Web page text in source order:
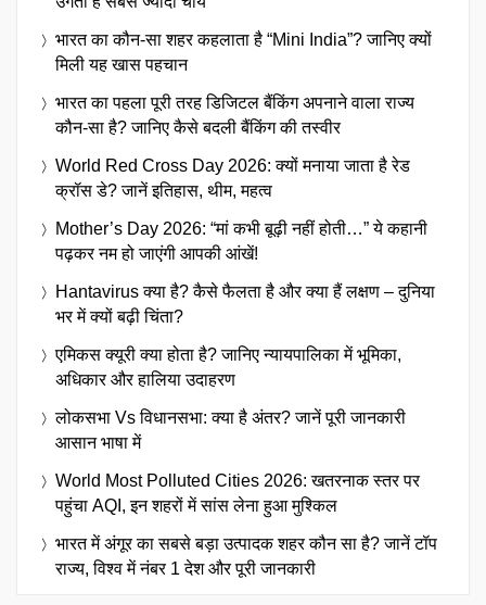
भारत का कौन-सा शहर कहलाता है “Mini India”? जानिए क्यों
मिली यह खास पहचान
भारत का पहला पूरी तरह डिजिटल बैंकिंग अपनाने वाला राज्य
कौन-सा है? जानिए कैसे बदली बैंकिंग की तस्वीर
World Red Cross Day 2026: क्यों मनाया जाता है रेड
क्रॉस डे? जानें इतिहास, थीम, महत्व
Mother’s Day 2026: “मां कभी बूढ़ी नहीं होती…” ये कहानी
पढ़कर नम हो जाएंगी आपकी आंखें!
Hantavirus क्या है? कैसे फैलता है और क्या हैं लक्षण – दुनिया
भर में क्यों बढ़ी चिंता?
एमिकस क्यूरी क्या होता है? जानिए न्यायपालिका में भूमिका,
अधिकार और हालिया उदाहरण
लोकसभा Vs विधानसभा: क्या है अंतर? जानें पूरी जानकारी
आसान भाषा में
World Most Polluted Cities 2026: खतरनाक स्तर पर
पहुंचा AQI, इन शहरों में सांस लेना हुआ मुश्किल
भारत में अंगूर का सबसे बड़ा उत्पादक शहर कौन सा है? जानें टॉप
राज्य, विश्व में नंबर 1 देश और पूरी जानकारी